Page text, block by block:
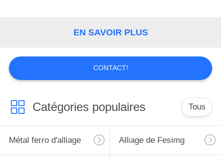
EN SAVOIR PLUS
CONTACT!
Catégories populaires Tous
Métal ferro d'alliage Alliage de Fesimg